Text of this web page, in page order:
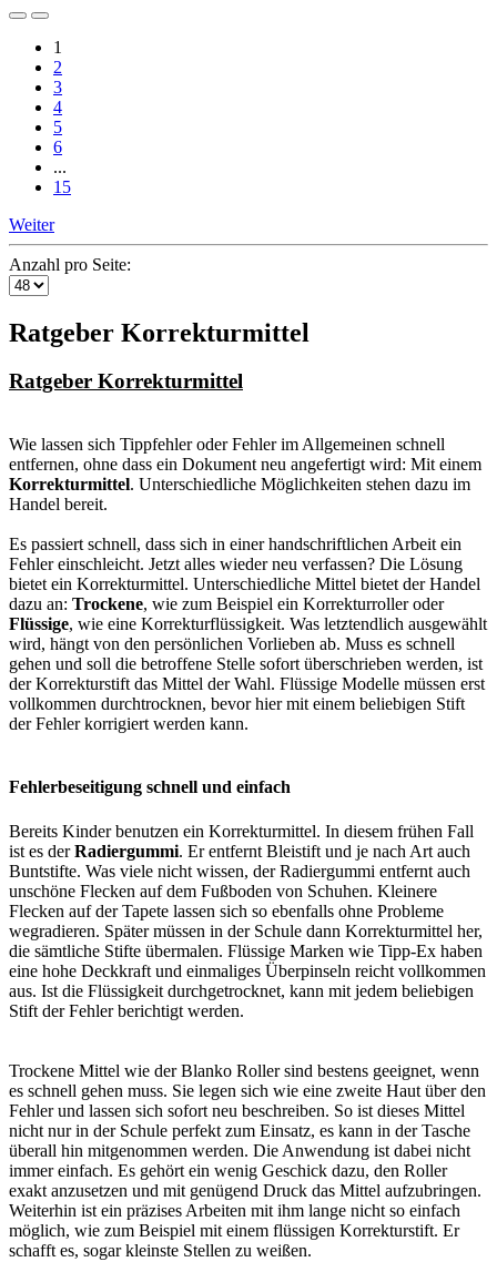
1
2
3
4
5
6
...
15
Weiter
Anzahl pro Seite:
Ratgeber Korrekturmittel
Ratgeber Korrekturmittel
Wie lassen sich Tippfehler oder Fehler im Allgemeinen schnell
entfernen, ohne dass ein Dokument neu angefertigt wird: Mit einem
Korrekturmittel. Unterschiedliche Möglichkeiten stehen dazu im
Handel bereit.
Es passiert schnell, dass sich in einer handschriftlichen Arbeit ein
Fehler einschleicht. Jetzt alles wieder neu verfassen? Die Lösung
bietet ein Korrekturmittel. Unterschiedliche Mittel bietet der Handel
dazu an: Trockene, wie zum Beispiel ein Korrekturroller oder
Flüssige, wie eine Korrekturflüssigkeit. Was letztendlich ausgewählt
wird, hängt von den persönlichen Vorlieben ab. Muss es schnell
gehen und soll die betroffene Stelle sofort überschrieben werden, ist
der Korrekturstift das Mittel der Wahl. Flüssige Modelle müssen erst
vollkommen durchtrocknen, bevor hier mit einem beliebigen Stift
der Fehler korrigiert werden kann.
Fehlerbeseitigung schnell und einfach
Bereits Kinder benutzen ein Korrekturmittel. In diesem frühen Fall
ist es derRadiergummi. Er entfernt Bleistift und je nach Art auch
Buntstifte. Was viele nicht wissen, der Radiergummi entfernt auch
unschöne Flecken auf dem Fußboden von Schuhen. Kleinere
Flecken auf der Tapete lassen sich so ebenfalls ohne Probleme
wegradieren. Später müssen in der Schule dann Korrekturmittel her,
die sämtliche Stifte übermalen. Flüssige Marken wie Tipp-Ex haben
eine hohe Deckkraft und einmaliges Überpinseln reicht vollkommen
aus. Ist die Flüssigkeit durchgetrocknet, kann mit jedem beliebigen
Stift der Fehler berichtigt werden.
Trockene Mittel wie der Blanko Roller sind bestens geeignet, wenn
es schnell gehen muss. Sie legen sich wie eine zweite Haut über den
Fehler und lassen sich sofort neu beschreiben. So ist dieses Mittel
nicht nur in der Schule perfekt zum Einsatz, es kann in der Tasche
überall hin mitgenommen werden. Die Anwendung ist dabei nicht
immer einfach. Es gehört ein wenig Geschick dazu, den Roller
exakt anzusetzen und mit genügend Druck das Mittel aufzubringen.
Weiterhin ist ein präzises Arbeiten mit ihm lange nicht so einfach
möglich, wie zum Beispiel mit einem flüssigen Korrekturstift. Er
schafft es, sogar kleinste Stellen zu weißen.